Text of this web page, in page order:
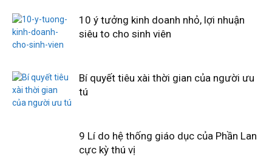
10 ý tưởng kinh doanh nhỏ, lợi nhuận
siêu to cho sinh viên
Bí quyết tiêu xài thời gian của người ưu
tú
9 Lí do hệ thống giáo dục của Phần Lan
cực kỳ thú vị